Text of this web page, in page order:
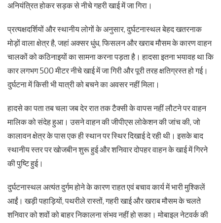
अनियंत्रित होकर सड़क से नीचे गहरी खाई में जा गिरा।
प्रत्यक्षदर्शियों और स्थानीय लोगों के अनुसार, दुर्घटनास्थल बेहद खतरनाक
मोड़ों वाला क्षेत्र है, जहां अक्सर धुंध, फिसलन और खराब मौसम के कारण वाहन
चालकों को कठिनाइयों का सामना करना पड़ता है। हादसा इतना भयावह था कि
कार लगभग 500 मीटर नीचे खाई में जा गिरी और पूरी तरह क्षतिग्रस्त हो गई।
दुर्घटना में किसी भी यात्री को बचने का अवसर नहीं मिला।
हादसे का पता तब चला जब देर रात तक टैक्सी के वापस नहीं लौटने पर वाहन
मालिक को संदेह हुआ। उसने वाहन की जीपीएस लोकेशन की जांच की, जो
कालावन क्षेत्र के पास एक ही स्थान पर स्थिर दिखाई दे रही थी। इसके बाद
स्थानीय स्तर पर खोजबीन शुरू हुई और शनिवार दोपहर वाहन के खाई में गिरने
की पुष्टि हुई।
दुर्घटनास्थल अत्यंत दुर्गम होने के कारण राहत एवं बचाव कार्य में भारी मुश्किलें
आईं। खड़ी पहाड़ियों, पथरीले रास्तों, गहरी खाई और खराब मौसम के चलते
शनिवार को शवों को बाहर निकालना संभव नहीं हो सका। मोबाइल नेटवर्क की